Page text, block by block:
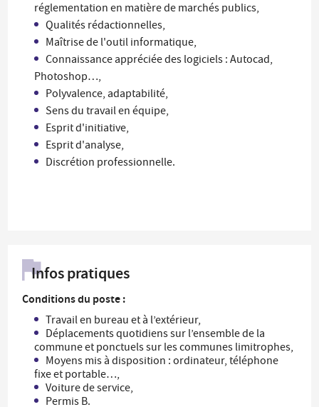
réglementation en matière de marchés publics,
Qualités rédactionnelles,
Maîtrise de l'outil informatique,
Connaissance appréciée des logiciels : Autocad,
Photoshop…,
Polyvalence, adaptabilité,
Sens du travail en équipe,
Esprit d'initiative,
Esprit d'analyse,
Discrétion professionnelle.
Infos pratiques
Conditions du poste :
Travail en bureau et à l’extérieur,
Déplacements quotidiens sur l’ensemble de la
commune et ponctuels sur les communes limitrophes,
Moyens mis à disposition : ordinateur, téléphone
fixe et portable…,
Voiture de service,
Permis B.